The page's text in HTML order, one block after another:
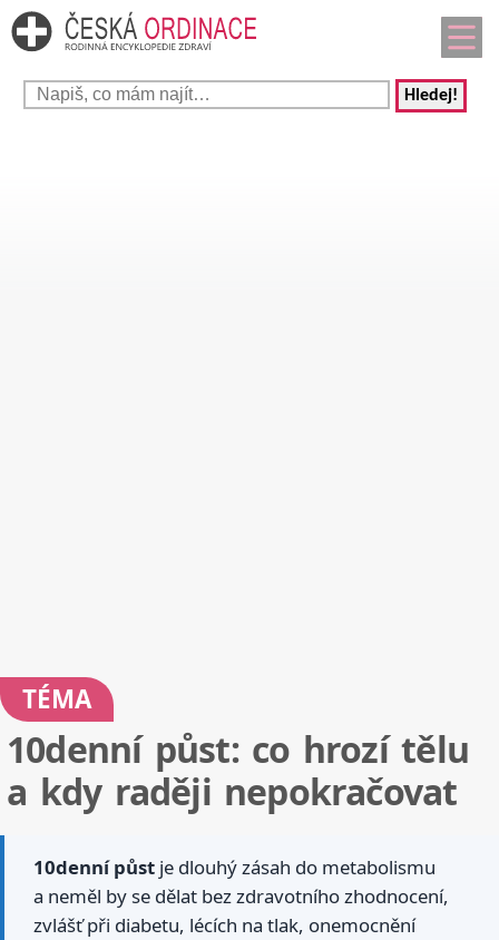
Hledej!
TÉMA
10denní půst: co hrozí tělu
a kdy raději nepokračovat
10denní půst je dlouhý zásah do metabolismu
a neměl by se dělat bez zdravotního zhodnocení,
zvlášť při diabetu, lécích na tlak, onemocnění